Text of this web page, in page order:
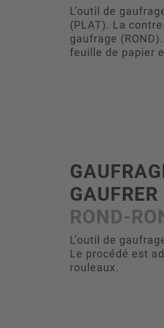
L’outil de
(PLAT). La
gaufrage
feuille de papier
ROND-
L’outil de
Le procédé est
rouleaux.